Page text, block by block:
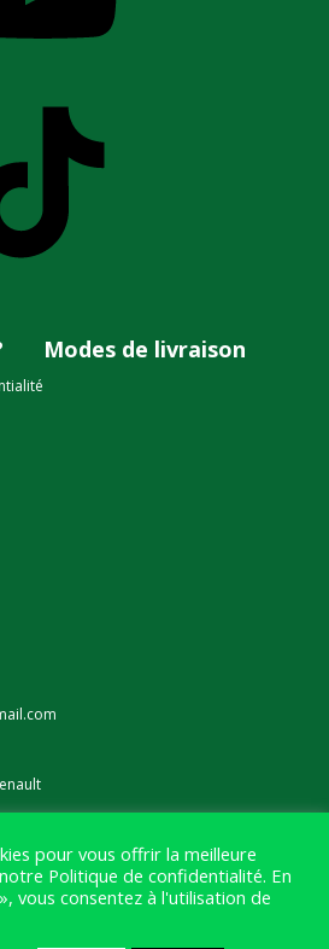
Modes de livraison
pour vous offrir la meilleure
Politique de confidentialité. En
vous consentez à l'utilisation de